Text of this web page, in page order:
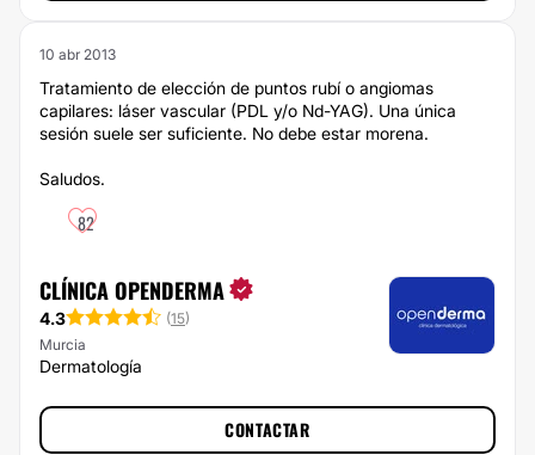
10 abr 2013
Tratamiento de elección de puntos rubí o angiomas
capilares: láser vascular (PDL y/o Nd-YAG). Una única
sesión suele ser suficiente. No debe estar morena.
Saludos.
82
CLÍNICA OPENDERMA
4.3 (15)
Murcia
Dermatología
CONTACTAR